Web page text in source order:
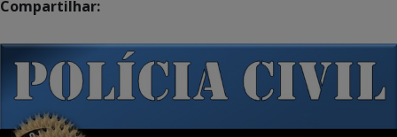
Compartilhar: